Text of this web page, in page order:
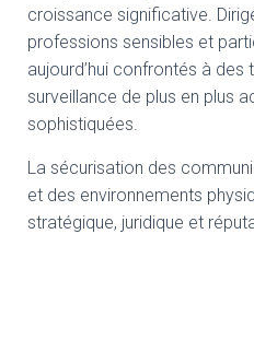
croissance significative.
professions sensibles et
aujourd’hui confrontés à des
surveillance de plus en plus
sophistiquées.
La sécurisation des
et des environnements
stratégique, juridique et